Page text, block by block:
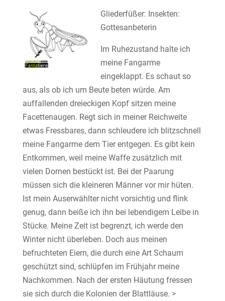
Gliederfüßer: Insekten:
Gottesanbeterin
Im Ruhezustand halte ich
meine Fangarme
eingeklappt. Es schaut so
aus, als ob ich um Beute beten würde. Am
auffallenden dreieckigen Kopf sitzen meine
Facettenaugen. Regt sich in meiner Reichweite
etwas Fressbares, dann schleudere ich blitzschnell
meine Fangarme dem Tier entgegen. Es gibt kein
Entkommen, weil meine Waffe zusätzlich mit
vielen Dornen bestückt ist. Bei der Paarung
müssen sich die kleineren Männer vor mir hüten.
Ist mein Auserwählter nicht vorsichtig und flink
genug, dann beiße ich ihn bei lebendigem Leibe in
Stücke. Meine Zeit ist begrenzt, ich werde den
Winter nicht überleben. Doch aus meinen
befruchteten Eiern, die durch eine Art Schaum
geschützt sind, schlüpfen im Frühjahr meine
Nachkommen. Nach der ersten Häutung fressen
sie sich durch die Kolonien der Blattläuse. >